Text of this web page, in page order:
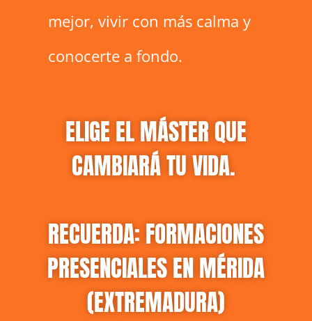
mejor, vivir con más calma y
conocerte a fondo.
ELIGE EL MÁSTER QUE
CAMBIARÁ TU VIDA.
RECUERDA: FORMACIONES
PRESENCIALES EN MÉRIDA
(EXTREMADURA)